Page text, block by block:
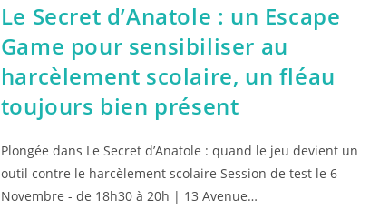
Le Secret d’Anatole : un Escape
Game pour sensibiliser au
harcèlement scolaire, un fléau
toujours bien présent
Plongée dans Le Secret d’Anatole : quand le jeu devient un
outil contre le harcèlement scolaire Session de test le 6
Novembre - de 18h30 à 20h | 13 Avenue…